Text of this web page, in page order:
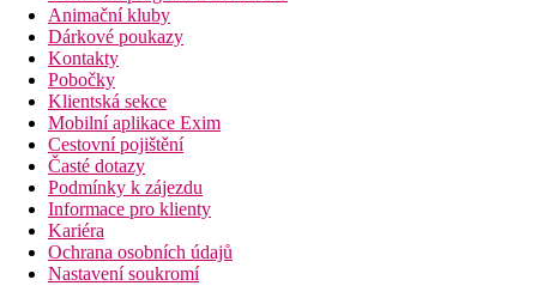
Animační kluby
Dárkové poukazy
Kontakty
Pobočky
Klientská sekce
Mobilní aplikace Exim
Cestovní pojištění
Časté dotazy
Podmínky k zájezdu
Informace pro klienty
Kariéra
Ochrana osobních údajů
Nastavení soukromí